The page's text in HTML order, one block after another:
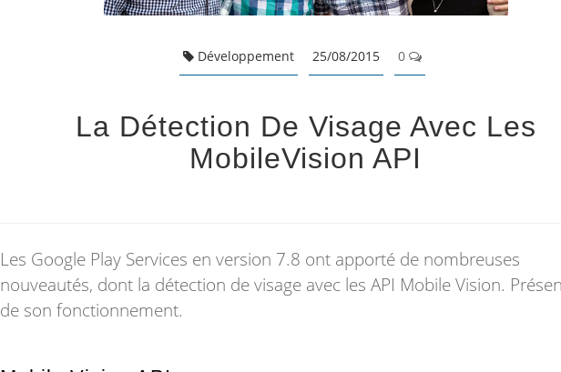
Développement 25/08/2015 0
La Détection De Visage Avec Les
MobileVision API
Les Google Play Services en version 7.8 ont apporté de nombreuses
nouveautés, dont la détection de visage avec les API Mobile Vision.
de son fonctionnement.